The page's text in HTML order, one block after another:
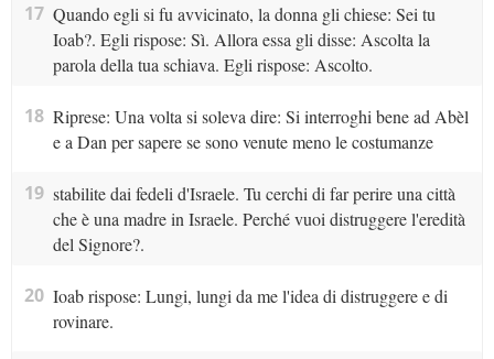
17 Quando egli si fu avvicinato, la donna gli chiese: Sei tu
Ioab?. Egli rispose: Sì. Allora essa gli disse: Ascolta la
parola della tua schiava. Egli rispose: Ascolto.
18 Riprese: Una volta si soleva dire: Si interroghi bene ad Abèl
e a Dan per sapere se sono venute meno le costumanze
19 stabilite dai fedeli d'Israele. Tu cerchi di far perire una città
che è una madre in Israele. Perché vuoi distruggere l'eredità
del Signore?.
20 Ioab rispose: Lungi, lungi da me l'idea di distruggere e di
rovinare.